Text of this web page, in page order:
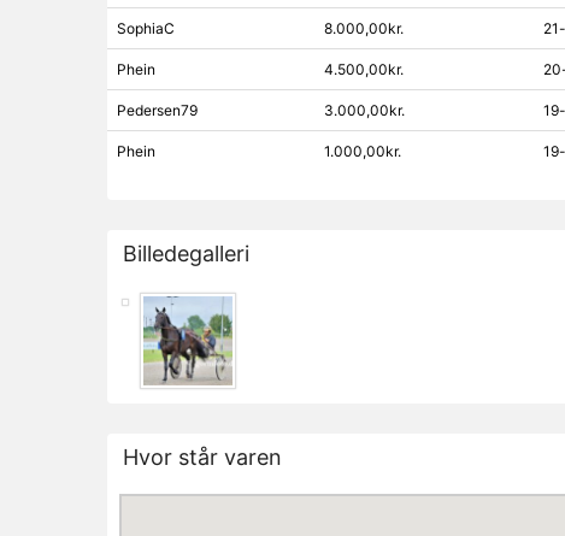
SophiaC 8.000,00kr.
Phein 4.500,00kr.
Pedersen79 3.000,00kr.
Phein 1.000,00kr.
Billedegalleri
Hvor står varen